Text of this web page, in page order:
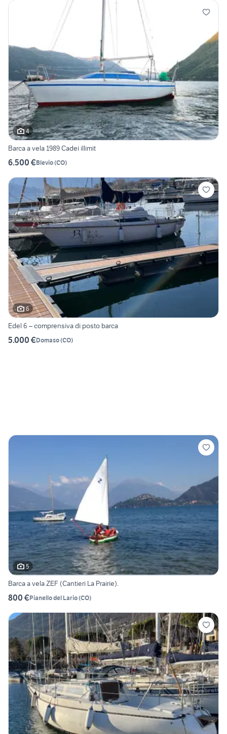
4
Barca a vela 1989 Cadei illimit
6.500 €Blevio(CO)
6
Edel 6 – comprensiva di posto barca
5.000 €Domaso(CO)
5
Barca a vela ZEF (Cantieri La Prairie).
800 €Pianello del Lario(CO)